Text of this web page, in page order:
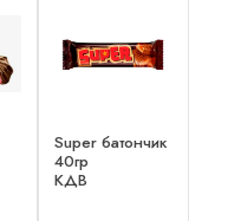
Super батончик
40гр
КДВ